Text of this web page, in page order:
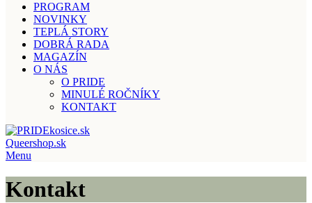
PROGRAM
NOVINKY
TEPLÁ STORY
DOBRÁ RADA
MAGAZÍN
O NÁS
O PRIDE
MINULÉ ROČNÍKY
KONTAKT
Queershop.sk
Menu
Kontakt